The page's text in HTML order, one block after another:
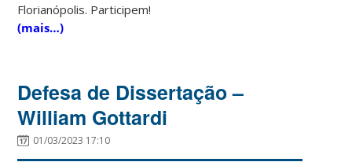
Florianópolis. Participem!
(mais…)
Defesa de Dissertação –
William Gottardi
01/03/2023 17:10